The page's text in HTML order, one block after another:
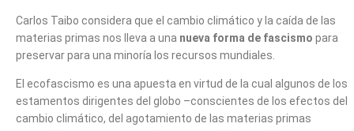
Carlos Taibo considera que el cambio climático y la caída de las
materias primas nos lleva a una nueva forma de fascismo para
preservar para una minoría los recursos mundiales.
El ecofascismo es una apuesta en virtud de la cual algunos de los
estamentos dirigentes del globo –conscientes de los efectos del
cambio climático, del agotamiento de las materias primas